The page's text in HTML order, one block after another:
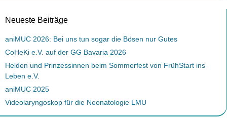
Neueste Beiträge
aniMUC 2026: Bei uns tun sogar die Bösen nur Gutes
CoHeKi e.V. auf der GG Bavaria 2026
Helden und Prinzessinnen beim Sommerfest von FrühStart ins
Leben e.V.
aniMUC 2025
Videolaryngoskop für die Neonatologie LMU